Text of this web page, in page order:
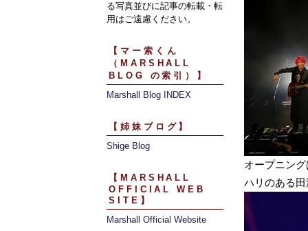
る写真並びに記事の転載・転
用はご遠慮ください。
【マー索くん
（MARSHALL
BLOG の索引）】
Marshall Blog INDEX
【姉妹ブログ】
Shige Blog
【MARSHALL
OFFICIAL WEB
SITE】
Marshall Official Website
オープニン
ハリのある